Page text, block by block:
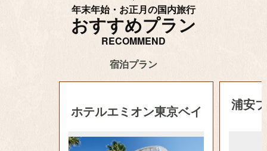
年末年始・お正月の国内旅行
おすすめプラン
RECOMMEND
宿泊プラン
ホテルエミオン東京ベイ 浦安